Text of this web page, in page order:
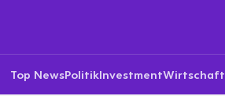
Top NewsPolitikInvestmentWirtschaft